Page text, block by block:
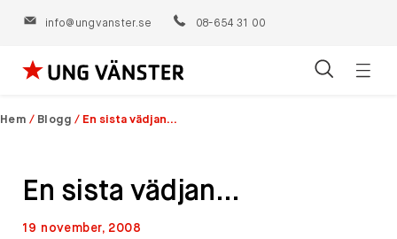
info@ungvanster.se 08-654 31 00
Hoppa
till
Hem / Blogg / En sista vädjan…
En sista vädjan…
19 november, 2008